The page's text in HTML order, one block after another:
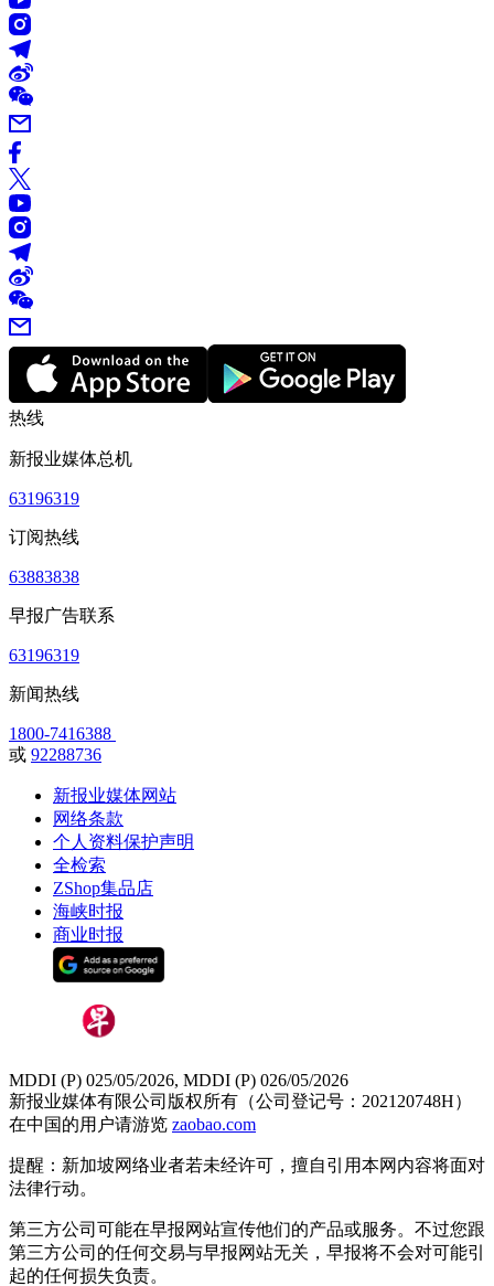
热线
新报业媒体总机
63196319
订阅热线
63883838
早报广告联系
63196319
新闻热线
1800-7416388
或 92288736
新报业媒体网站
网络条款
个人资料保护声明
全检索
ZShop集品店
海峡时报
商业时报
MDDI (P) 025/05/2026, MDDI (P) 026/05/2026
新报业媒体有限公司版权所有（公司登记号：202120748H）
在中国的用户请游览 zaobao.com
提醒：新加坡网络业者若未经许可，擅自引用本网内容将面对
法律行动。
第三方公司可能在早报网站宣传他们的产品或服务。不过您跟
第三方公司的任何交易与早报网站无关，早报将不会对可能引
起的任何损失负责。